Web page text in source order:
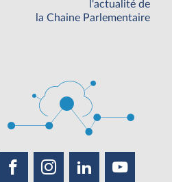
l'actualité de
la Chaine Parlementaire